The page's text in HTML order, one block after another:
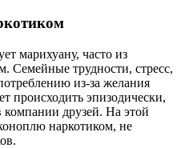
марихуану, часто из
Семейные трудности, стресс,
из-за желания
происходить эпизодически,
друзей. На этой
наркотиком, не